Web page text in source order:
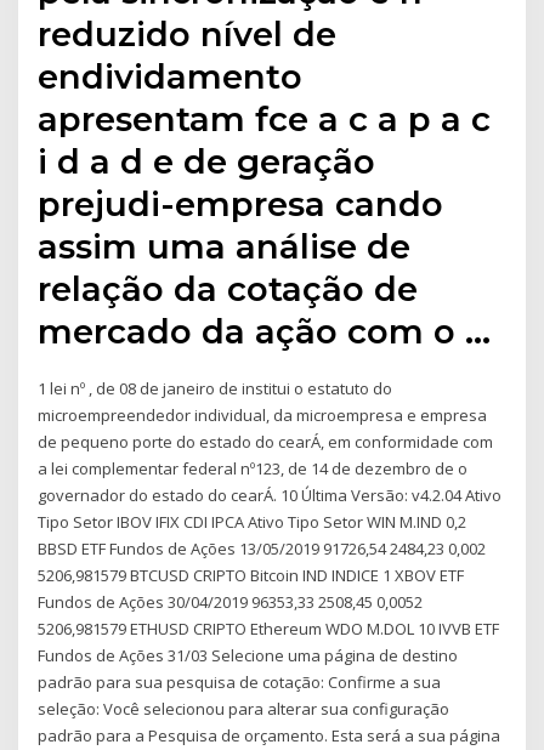
reduzido nível de
endividamento
apresentam fce a c a p a c
i d a d e de geração
prejudi-empresa cando
assim uma análise de
relação da cotação de
mercado da ação com o …
1 lei nº , de 08 de janeiro de institui o estatuto do
microempreendedor individual, da microempresa e empresa
de pequeno porte do estado do cearÁ, em conformidade com
a lei complementar federal nº123, de 14 de dezembro de o
governador do estado do cearÁ. 10 Última Versão: v4.2.04 Ativo
Tipo Setor IBOV IFIX CDI IPCA Ativo Tipo Setor WIN M.IND 0,2
BBSD ETF Fundos de Ações 13/05/2019 91726,54 2484,23 0,002
5206,981579 BTCUSD CRIPTO Bitcoin IND INDICE 1 XBOV ETF
Fundos de Ações 30/04/2019 96353,33 2508,45 0,0052
5206,981579 ETHUSD CRIPTO Ethereum WDO M.DOL 10 IVVB ETF
Fundos de Ações 31/03 Selecione uma página de destino
padrão para sua pesquisa de cotação: Confirme a sua
seleção: Você selecionou para alterar sua configuração
padrão para a Pesquisa de orçamento. Esta será a sua página